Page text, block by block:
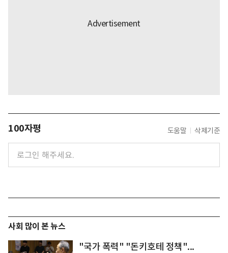
100자평 도움말 삭제기준
사회 많이 본 뉴스
"국가 폭력" "돈키호테 정책"...